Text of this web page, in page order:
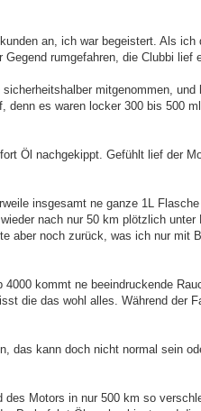
an, ich war begeistert. Als ich
rumgefahren, die Clubbi lief
mitgenommen,
es waren locker 300 bis 500
Öl nachgekippt. Gefühlt lief der
insgesamt ne ganze 1L
nach nur 50 km plötzlich
aber noch zurück, was ich nur mit
kommt ne beeindruckende
die das wohl alles. Während der
das kann doch nicht normal sein
Motors in nur 500 km so